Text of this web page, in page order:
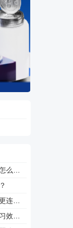
么算
连接
效果